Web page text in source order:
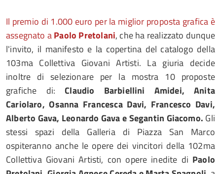
Il premio di 1.000 euro per la miglior proposta grafica è
assegnato aPaolo Pretolani, che ha realizzato dunque
l'invito, il manifesto e la copertina del catalogo della
103ma Collettiva Giovani Artisti. La giuria decide
inoltre di selezionare per la mostra 10 proposte
grafiche di:Claudio Barbiellini Amidei, Anita
Cariolaro, Osanna Francesca Davi, Francesco Davi,
Alberto Gava, Leonardo Gava e Segantin Giacomo. Gli
stessi spazi della Galleria di Piazza San Marco
ospiteranno anche le opere dei vincitori della 102ma
Collettiva Giovani Artisti, con opere inedite di Paolo